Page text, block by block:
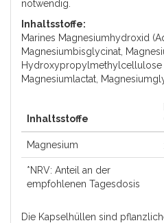
notwendig.
Inhaltsstoffe:
Marines Magnesiumhydroxid
Magnesiumbisglycinat,
Hydroxypropylmethylcellulose
Magnesiumlactat,
Inhaltsstoffe
Magnesium
*NRV: Anteil an der
empfohlenen Tagesdosis
Die Kapselhüllen sind